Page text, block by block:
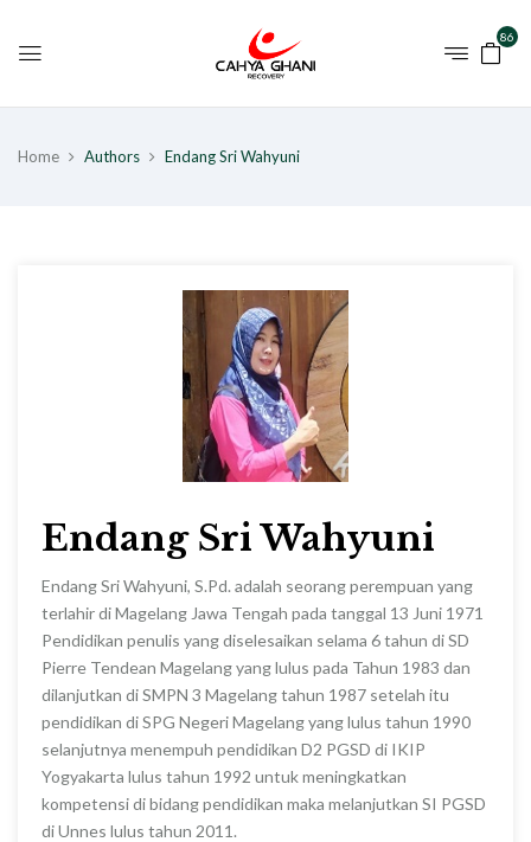
86
Home Authors Endang Sri Wahyuni
Endang Sri Wahyuni
Endang Sri Wahyuni, S.Pd. adalah seorang perempuan yang
terlahir di Magelang Jawa Tengah pada tanggal 13 Juni 1971
Pendidikan penulis yang diselesaikan selama 6 tahun di SD
Pierre Tendean Magelang yang lulus pada Tahun 1983 dan
dilanjutkan di SMPN 3 Magelang tahun 1987 setelah itu
pendidikan di SPG Negeri Magelang yang lulus tahun 1990
selanjutnya menempuh pendidikan D2 PGSD di IKIP
Yogyakarta lulus tahun 1992 untuk meningkatkan
kompetensi di bidang pendidikan maka melanjutkan SI PGSD
di Unnes lulus tahun 2011.